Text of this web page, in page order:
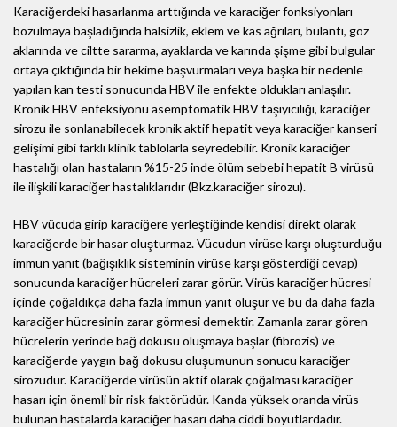
Karaciğerdeki hasarlanma arttığında ve karaciğer fonksiyonları
bozulmaya başladığında halsizlik, eklem ve kas ağrıları, bulantı, göz
aklarında ve ciltte sararma, ayaklarda ve karında şişme gibi bulgular
ortaya çıktığında bir hekime başvurmaları veya başka bir nedenle
yapılan kan testi sonucunda HBV ile enfekte oldukları anlaşılır.
Kronik HBV enfeksiyonu asemptomatik HBV taşıyıcılığı, karaciğer
sirozu ile sonlanabilecek kronik aktif hepatit veya karaciğer kanseri
gelişimi gibi farklı klinik tablolarla seyredebilir. Kronik karaciğer
hastalığı olan hastaların %15-25 inde ölüm sebebi hepatit B virüsü
ile ilişkili karaciğer hastalıklarıdır (Bkz.karaciğer sirozu).
HBV vücuda girip karaciğere yerleştiğinde kendisi direkt olarak
karaciğerde bir hasar oluşturmaz. Vücudun virüse karşı oluşturduğu
immun yanıt (bağışıklık sisteminin virüse karşı gösterdiği cevap)
sonucunda karaciğer hücreleri zarar görür. Virüs karaciğer hücresi
içinde çoğaldıkça daha fazla immun yanıt oluşur ve bu da daha fazla
karaciğer hücresinin zarar görmesi demektir. Zamanla zarar gören
hücrelerin yerinde bağ dokusu oluşmaya başlar (fibrozis) ve
karaciğerde yaygın bağ dokusu oluşumunun sonucu karaciğer
sirozudur. Karaciğerde virüsün aktif olarak çoğalması karaciğer
hasarı için önemli bir risk faktörüdür. Kanda yüksek oranda virüs
bulunan hastalarda karaciğer hasarı daha ciddi boyutlardadır.